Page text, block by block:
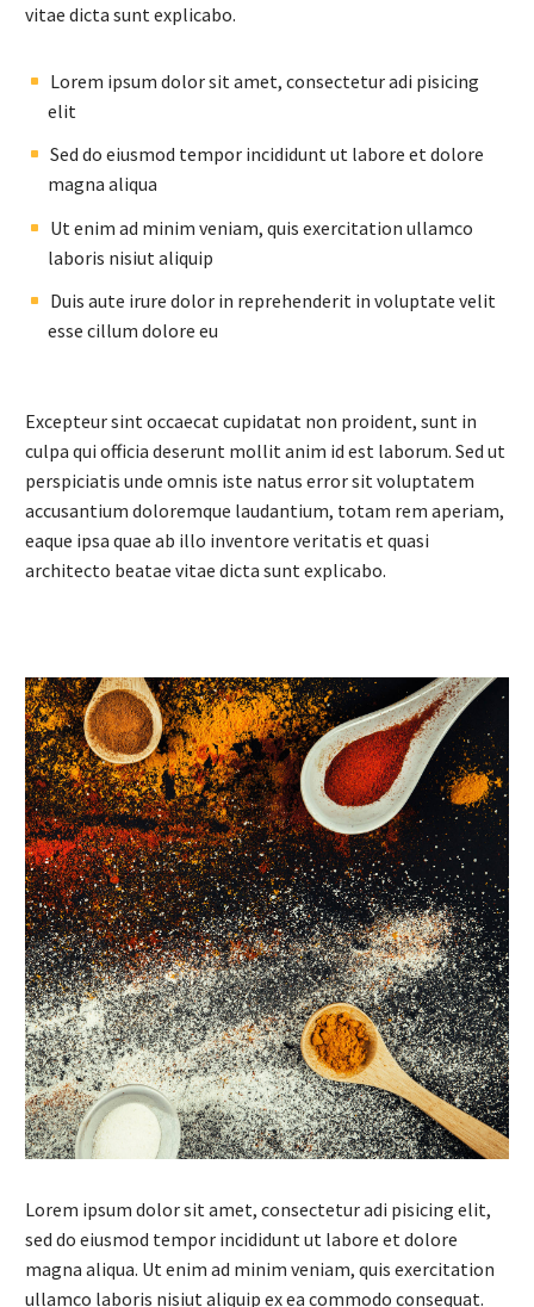
vitae dicta sunt explicabo.
Lorem ipsum dolor sit amet, consectetur adi pisicing
elit
Sed do eiusmod tempor incididunt ut labore et dolore
magna aliqua
Ut enim ad minim veniam, quis exercitation ullamco
laboris nisiut aliquip
Duis aute irure dolor in reprehenderit in voluptate velit
esse cillum dolore eu
Excepteur sint occaecat cupidatat non proident, sunt in
culpa qui officia deserunt mollit anim id est laborum. Sed ut
perspiciatis unde omnis iste natus error sit voluptatem
accusantium doloremque laudantium, totam rem aperiam,
eaque ipsa quae ab illo inventore veritatis et quasi
architecto beatae vitae dicta sunt explicabo.
Lorem ipsum dolor sit amet, consectetur adi pisicing elit,
sed do eiusmod tempor incididunt ut labore et dolore
magna aliqua. Ut enim ad minim veniam, quis exercitation
ullamco laboris nisiut aliquip ex ea commodo consequat.